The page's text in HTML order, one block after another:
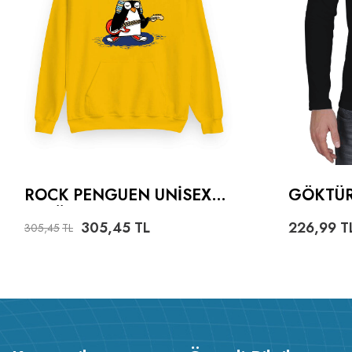
ROCK PENGUEN UNISEX
305,45TL 305,45 TL 226,99